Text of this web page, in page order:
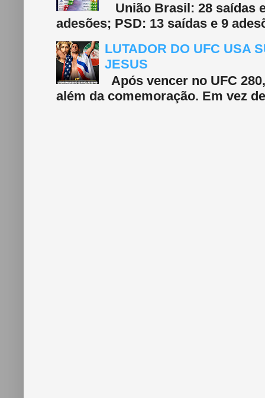
União Brasil: 28 saídas
adesões; PSD: 13 saídas e 9
LUTADOR DO UFC USA
JESUS
Após vencer no UFC
além da comemoração. Em vez